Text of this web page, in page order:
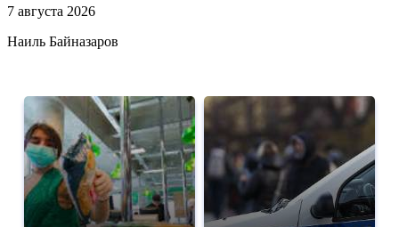
7 августа 2026
Наиль Байназаров